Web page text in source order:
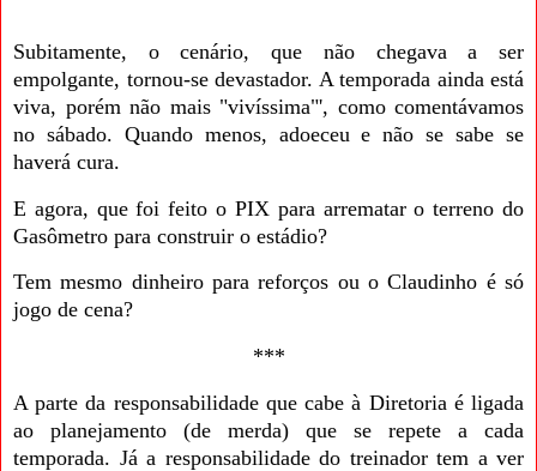
Subitamente, o cenário, que não chegava a ser
empolgante, tornou-se devastador. A temporada ainda está
viva, porém não mais "vivíssima"', como comentávamos
no sábado. Quando menos, adoeceu e não se sabe se
haverá cura.
E agora, que foi feito o PIX para arrematar o terreno do
Gasômetro para construir o estádio?
Tem mesmo dinheiro para reforços ou o Claudinho é só
jogo de cena?
***
A parte da responsabilidade que cabe à Diretoria é ligada
ao planejamento (de merda) que se repete a cada
temporada. Já a responsabilidade do treinador tem a ver